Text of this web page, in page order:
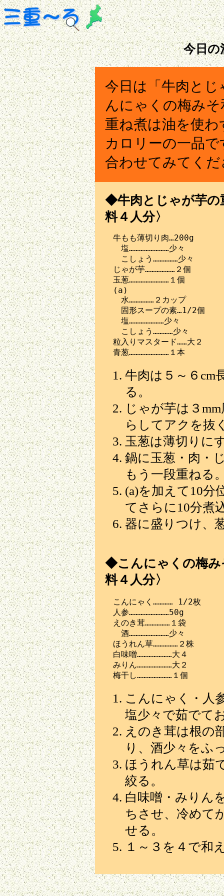
今日の
今日は「牛肉と
んにゃくの梅み
重ね煮は油を使
カロリーの一品
合わせてみてくだ
◆牛肉とじゃが芋の
料４人分〉
牛もも薄切り肉…200g
塩……………………少々
こしょう……………少々
じゃが芋………………２個
玉葱……………………１個
(a)
水……………２カップ
固形スープの素…1/2個
塩…………………少々
こしょう…………少々
粒入りマスタード……大２
牛肉は５～６cm
る。
じゃが芋は３
らしてアクを抜
玉葱は薄切りに
鍋に玉葱・肉・
もう一段重ねる
(a)を加えて10分
てさらに10分煮
器に盛りつけ、
◆こんにゃくの梅み
料４人分〉
こんにゃく………… 1/2枚
人参……………………50g
えのき茸……………１袋
酒……………………少々
ほうれん草……………２株
白味噌…………………大４
みりん…………………大２
こんにゃく・人
塩少々で茹でて
えのき茸は根の
り、酒少々をふ
ほうれん草は茹
絞る。
白味噌・みりん
ちさせ、冷めて
せる。
１～３を４で和